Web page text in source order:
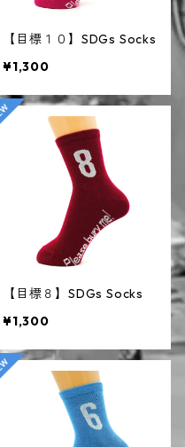
【目標１０】SDGs Socks
¥1,300
【目標８】SDGs Socks
¥1,300